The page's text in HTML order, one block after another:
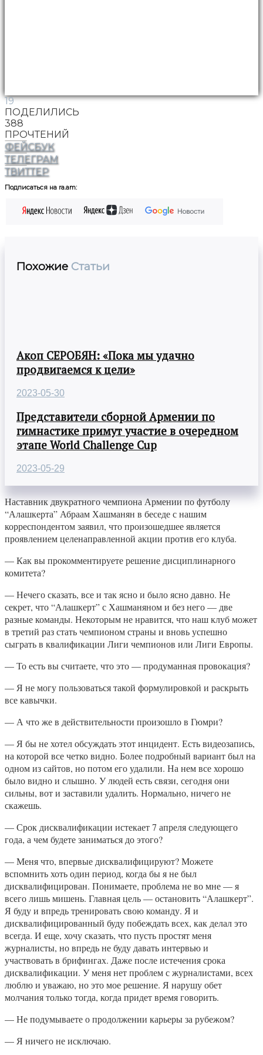
19
ПОДЕЛИЛИСЬ
388
ПРОЧТЕНИЙ
ФЕЙСБУК
ТЕЛЕГРАМ
ТВИТТЕР
Подписаться на ra.am:
Похожие Статьи
Акоп СЕРОБЯН: «Пока мы удачно
продвигаемся к цели»
2023-05-30
Представители сборной Армении по
гимнастике примут участие в очередном
этапе World Challenge Cup
2023-05-29
Наставник двукратного чемпиона Армении по футболу
“Алашкерта” Абраам Хашманян в беседе с нашим
корреспондентом заявил, что произошедшее является
проявлением целенаправленной акции против его клуба.
— Как вы прокомментируете решение дисциплинарного
комитета?
— Нечего сказать, все и так ясно и было ясно давно. Не
секрет, что “Алашкерт” с Хашманяном и без него — две
разные команды. Некоторым не нравится, что наш клуб может
в третий раз стать чемпионом страны и вновь успешно
сыграть в квалификации Лиги чемпионов или Лиги Европы.
— То есть вы считаете, что это — продуманная провокация?
— Я не могу пользоваться такой формулировкой и раскрыть
все кавычки.
— А что же в действительности произошло в Гюмри?
— Я бы не хотел обсуждать этот инцидент. Есть видеозапись,
на которой все четко видно. Более подробный вариант был на
одном из сайтов, но потом его удалили. На нем все хорошо
было видно и слышно. У людей есть связи, сегодня они
сильны, вот и заставили удалить. Нормально, ничего не
скажешь.
— Срок дисквалификации истекает 7 апреля следующего
года, а чем будете заниматься до этого?
— Меня что, впервые дисквалифицируют? Можете
вспомнить хоть один период, когда бы я не был
дисквалифицирован. Понимаете, проблема не во мне — я
всего лишь мишень. Главная цель — остановить “Алашкерт”.
Я буду и впредь тренировать свою команду. Я и
дисквалифицированный буду побеждать всех, как делал это
всегда. И еще, хочу сказать, что пусть простят меня
журналисты, но впредь не буду давать интервью и
участвовать в брифингах. Даже после истечения срока
дисквалификации. У меня нет проблем с журналистами, всех
люблю и уважаю, но это мое решение. Я нарушу обет
молчания только тогда, когда придет время говорить.
— Не подумываете о продолжении карьеры за рубежом?
— Я ничего не исключаю.